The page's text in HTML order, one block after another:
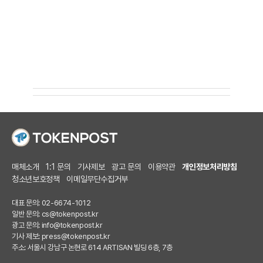
매체소개 1:1 문의 기사제보 광고 문의 이용약관
개인정보처리방침
청소년보호정책
이메일무단수집거부
대표 문의: 02-6674-1012
일반 문의: cs@tokenpost.kr
광고 문의: info@tokenpost.kr
기사 제보: press@tokenpost.kr
주소: 서울시 강남구 논현로 614 ARTISAN 빌딩 6층, 7층